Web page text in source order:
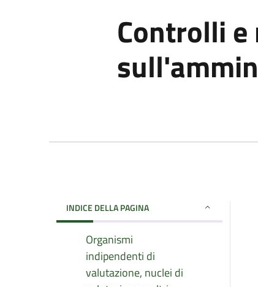
Controlli
INDICE DELLA PAGINA
Organismi
indipendenti di
valutazione, nuclei di